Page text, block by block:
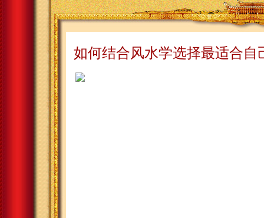
如何结合风水学选择最适合自